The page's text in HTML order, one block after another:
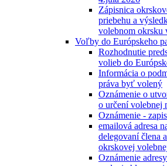
Zápisnica
priebehu a
volebnom okrsku
Voľby do Európskeho
Rozhodnutie
volieb do
Informácia o
práva byť volený
Oznámenie o
o určení volebnej
Oznámenie -
emailová adresa
delegovaní člena
okrskovej
Oznámenie